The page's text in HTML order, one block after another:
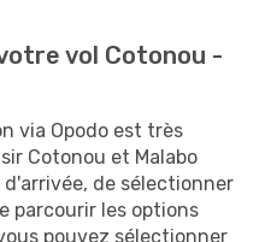
vol Cotonou -
via Opodo est très
Cotonou et Malabo
de sélectionner
parcourir les options
pouvez sélectionner